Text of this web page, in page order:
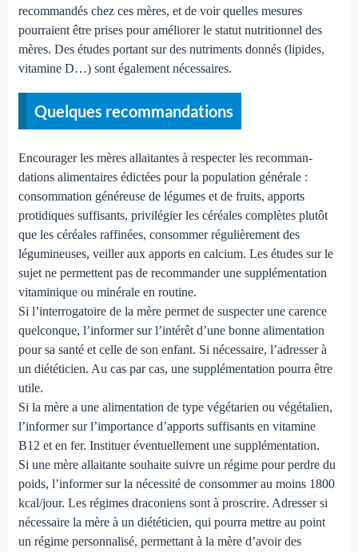
recommandés chez ces mères, et de voir quelles mesures
pourraient être prises pour améliorer le statut nutritionnel des
mères. Des études portant sur des nutriments donnés (lipides,
vitamine D…) sont également nécessaires.
Quelques recommandations
Encourager les mères allaitantes à respecter les recomman­
dations alimentaires édictées pour la population générale :
consommation généreuse de légumes et de fruits, apports
protidiques suffisants, privilégier les céréales com­plètes plutôt
que les céréales raffinées, consommer réguliè­rement des
légumineuses, veiller aux apports en calcium. Les études sur le
sujet ne permettent pas de recommander une supplémentation
vitaminique ou minérale en routine.
Si l’interrogatoire de la mère permet de suspecter une carence
quelconque, l’informer sur l’intérêt d’une bonne alimentation
pour sa santé et celle de son enfant. Si néces­saire, l’adresser à
un diététicien. Au cas par cas, une supplé­mentation pourra être
utile.
Si la mère a une alimentation de type végétarien ou végé­talien,
l’informer sur l’importance d’apports suffisants en vitamine
B12 et en fer. Instituer éventuellement une supplé­mentation.
Si une mère allaitante souhaite suivre un régime pour perdre du
poids, l’informer sur la nécessité de consommer au moins 1800
kcal/jour. Les régimes draconiens sont à pros­crire. Adresser si
nécessaire la mère à un diététicien, qui pourra mettre au point
un régime personnalisé, permettant à la mère d’avoir des